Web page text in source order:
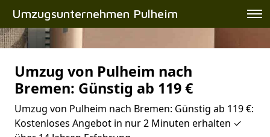
Umzugsunternehmen Pulheim
Umzug von Pulheim nach
Bremen: Günstig ab 119 €
Umzug von Pulheim nach Bremen: Günstig ab 119 €:
Kostenloses Angebot in nur 2 Minuten erhalten ✓